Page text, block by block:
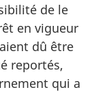
de le
en vigueur
dû être
reportés,
qui a